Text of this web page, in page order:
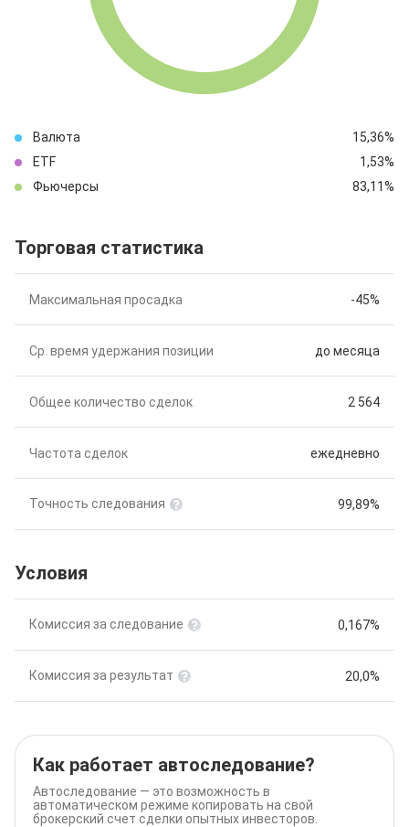
Валюта 15,36%
ETF
1,53%
Фьючерсы
83,11%
Торговая статистика
Максимальная просадка -45%
Ср. время удержания позиции до месяца
Общее количество сделок 2 564
Частота сделок ежедневно
Точность следования 99,89%
Условия
Комиссия за следование 0,167%
Комиссия за результат 20,0%
Как работает автоследование?
Автоследование — это возможность в
автоматическом режиме копировать на свой
брокерский счет сделки опытных инвесторов.